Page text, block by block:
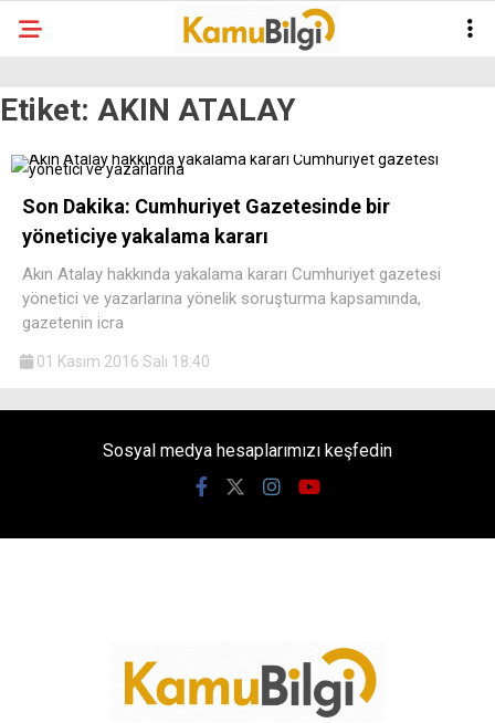
Etiket: AKIN ATALAY
Son Dakika: Cumhuriyet Gazetesinde bir
yöneticiye yakalama kararı
Akın Atalay hakkında yakalama kararı Cumhuriyet gazetesi
yönetici ve yazarlarına yönelik soruşturma kapsamında,
gazetenin icra
01 Kasım 2016 Salı 18:40
Sosyal medya hesaplarımızı keşfedin